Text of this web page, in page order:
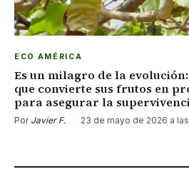
ECO AMÉRICA
Es un milagro de la
que convierte sus frutos en
para asegurar la
Por Javier F. · 23 de mayo de 2026 a